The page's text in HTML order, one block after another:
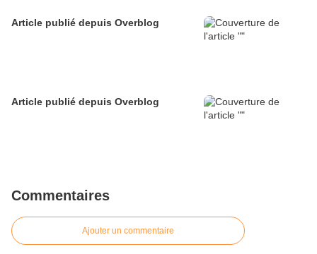
Article publié depuis Overblog
Article publié depuis Overblog
Commentaires
Ajouter un commentaire